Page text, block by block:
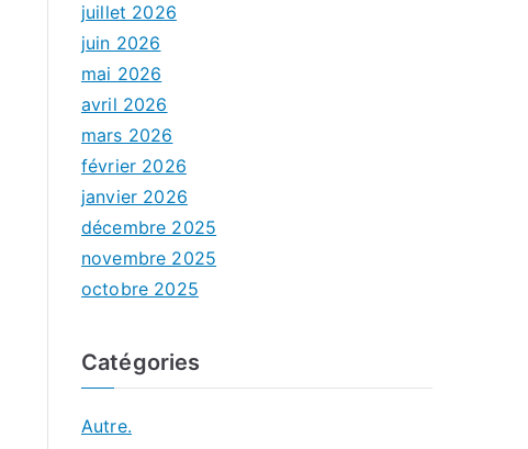
juillet 2026
juin 2026
mai 2026
avril 2026
mars 2026
février 2026
janvier 2026
décembre 2025
novembre 2025
octobre 2025
Catégories
Autre.